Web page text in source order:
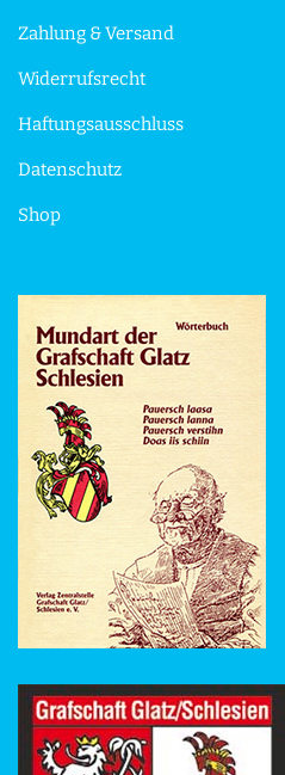
Zahlung & Versand
Widerrufsrecht
Haftungsausschluss
Datenschutz
Shop